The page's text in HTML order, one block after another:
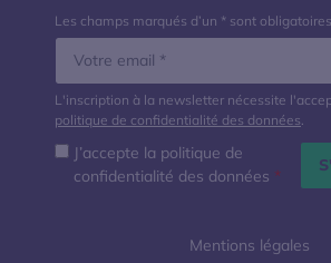
Mentions légales
Les champs marqués d’un * sont obligatoires
L'inscription à la newsletter nécessite
politique de confidentialité des données.
J’accepte la politique de
confidentialité des données *